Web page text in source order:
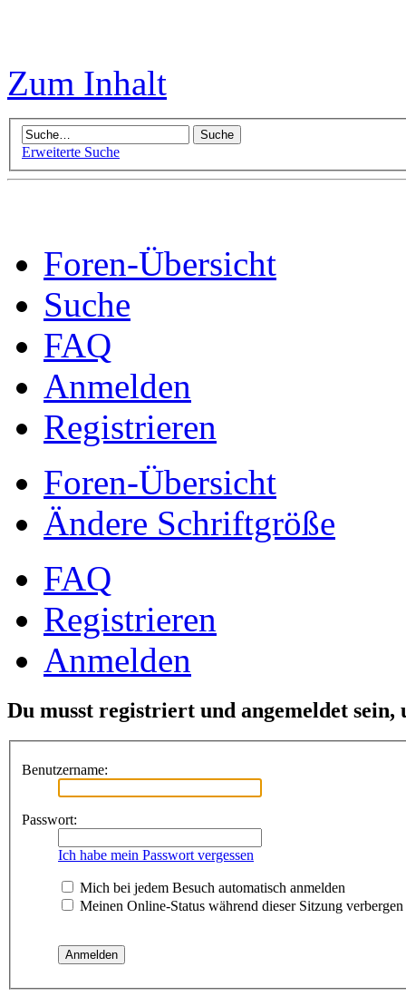
Zum Inhalt
Erweiterte Suche
Foren-Übersicht
Suche
FAQ
Anmelden
Registrieren
Foren-Übersicht
Ändere Schriftgröße
FAQ
Registrieren
Anmelden
Du musst registriert und angemeldet
Benutzername:
Passwort:
Ich habe mein Passwort vergessen
Mich bei jedem Besuch automatisch anmelden
Meinen Online-Status während dieser Sitzung verbergen